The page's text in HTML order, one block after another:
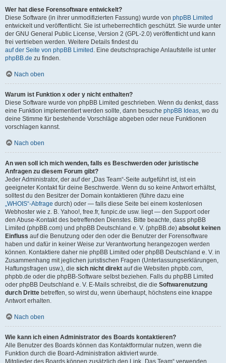
Wer hat diese Forensoftware entwickelt?
Diese Software (in ihrer unmodifizierten Fassung) wurde von phpBB Limited
entwickelt und veröffentlicht. Sie ist urheberrechtlich geschützt. Sie wurde unter
der GNU General Public License, Version 2 (GPL-2.0) veröffentlicht und kann
frei vertrieben werden. Weitere Details findest du
auf der Seite von phpBB Limited . Eine deutschsprachige Anlaufstelle ist unter
phpBB.de zu finden.
Nach oben
Warum ist Funktion x oder y nicht enthalten?
Diese Software wurde von phpBB Limited geschrieben. Wenn du denkst, dass
eine Funktion implementiert werden sollte, dann besuche phpBB Ideas, wo du
deine Stimme für bestehende Vorschläge abgeben oder neue Funktionen
vorschlagen kannst.
Nach oben
An wen soll ich mich wenden, falls es Beschwerden oder juristische
Anfragen zu diesem Forum gibt?
Jeder Administrator, der auf der „Das Team“-Seite aufgeführt ist, ist ein
geeigneter Kontakt für deine Beschwerde. Wenn du so keine Antwort erhältst,
solltest du den Besitzer der Domain kontaktieren (führe dazu eine
„WHOIS“-Abfrage durch) oder — falls diese Seite bei einem kostenlosen
Webhoster wie z. B. Yahoo!, free.fr, funpic.de usw. liegt — den Support oder
den Abuse-Kontakt des betreffenden Dienstes. Bitte beachte, dass phpBB
Limited (phpBB.com) und phpBB Deutschland e. V. (phpBB.de) absolut keinen
Einfluss auf die Benutzung oder den oder die Benutzer der Forensoftware
haben und dafür in keiner Weise zur Verantwortung herangezogen werden
können. Kontaktiere daher nie phpBB Limited oder phpBB Deutschland e. V. in
Zusammenhang mit jeglichen juristischen Fragen (Unterlassungserklärungen,
Haftungsfragen usw.), die sich nicht direkt auf die Websiten phpbb.com,
phpbb.de oder die phpBB-Software selbst beziehen. Falls du phpBB Limited
oder phpBB Deutschland e. V. E-Mails schreibst, die die Softwarenutzung
durch Dritte betreffen, so wirst du, wenn überhaupt, höchstens eine knappe
Antwort erhalten.
Nach oben
Wie kann ich einen Administrator des Boards kontaktieren?
Alle Benutzer des Boards können das Kontaktformular nutzen, wenn die
Funktion durch die Board-Administration aktiviert wurde.
Mitglieder des Boards können zusätzlich den Link „Das Team“ verwenden.